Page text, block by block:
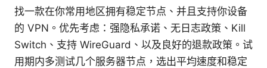
找一款在你常用地区拥有稳定节点、并且支持你设备
的 VPN。优先考虑：强隐私承诺、无日志政策、Kill
Switch、支持 WireGuard、以及良好的退款政策。试
用期内多测试几个服务器节点，选出平均速度和稳定